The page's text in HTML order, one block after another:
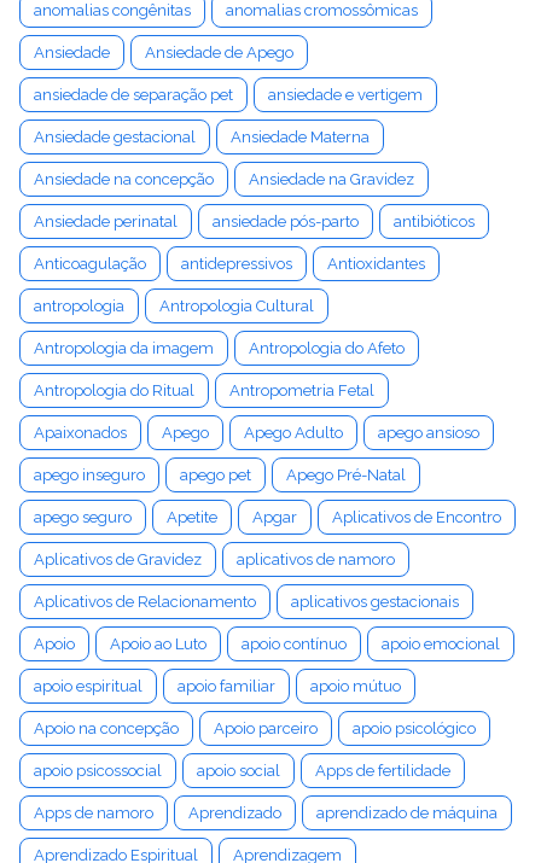
anomalias congênitas anomalias cromossômicas
Ansiedade Ansiedade de Apego
ansiedade de separação pet ansiedade e vertigem
Ansiedade gestacional Ansiedade Materna
Ansiedade na concepção Ansiedade na Gravidez
Ansiedade perinatal ansiedade pós-parto antibióticos
Anticoagulação antidepressivos Antioxidantes
antropologia Antropologia Cultural
Antropologia da imagem Antropologia do Afeto
Antropologia do Ritual Antropometria Fetal
Apaixonados Apego Apego Adulto apego ansioso
apego inseguro apego pet Apego Pré-Natal
apego seguro Apetite Apgar Aplicativos de Encontro
Aplicativos de Gravidez aplicativos de namoro
Aplicativos de Relacionamento aplicativos gestacionais
Apoio Apoio ao Luto apoio contínuo apoio emocional
apoio espiritual apoio familiar apoio mútuo
Apoio na concepção Apoio parceiro apoio psicológico
apoio psicossocial apoio social Apps de fertilidade
Apps de namoro Aprendizado aprendizado de máquina
Aprendizado Espiritual Aprendizagem